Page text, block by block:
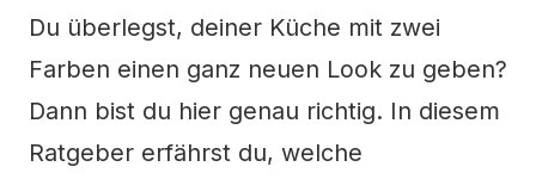
Du überlegst, deiner Küche mit zwei
Farben einen ganz neuen Look zu geben?
Dann bist du hier genau richtig. In diesem
Ratgeber erfährst du, welche